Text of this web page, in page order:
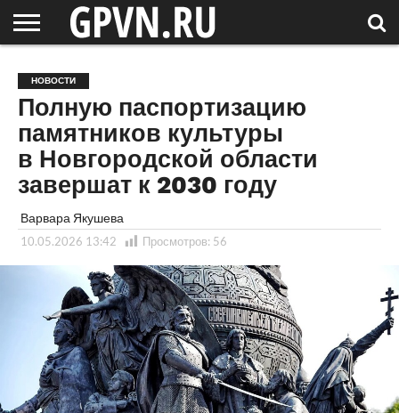
ОБЛАСТЬ
НОВОСТИ
СОСЕДЕЙ
РОССИЯ
/ МИР
СПЕЦПРОЕКТЫ
БЛОГ
СТАТЬИ
ФОТОРЕПОРТАЖИ
ИНТЕРВЬЮ
ОБЪЕКТЫ
ПОДБОРКИ
НОВОСТИ
Полную паспортизацию
памятников культуры
в Новгородской области
завершат к 2030 году
Варвара Якушева
10.05.2026 13:42 Просмотров: 56